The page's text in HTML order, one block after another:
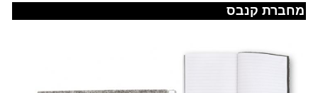
מחברת קנבס